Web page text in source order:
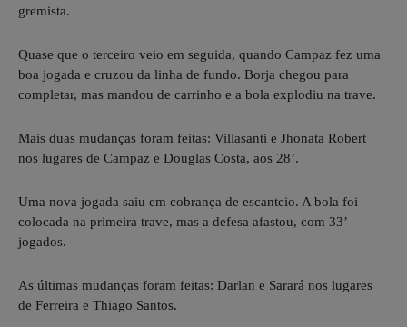
gremista.
Quase que o terceiro veio em seguida, quando Campaz fez uma
boa jogada e cruzou da linha de fundo. Borja chegou para
completar, mas mandou de carrinho e a bola explodiu na trave.
Mais duas mudanças foram feitas: Villasanti e Jhonata Robert
nos lugares de Campaz e Douglas Costa, aos 28’.
Uma nova jogada saiu em cobrança de escanteio. A bola foi
colocada na primeira trave, mas a defesa afastou, com 33’
jogados.
As últimas mudanças foram feitas: Darlan e Sarará nos lugares
de Ferreira e Thiago Santos.